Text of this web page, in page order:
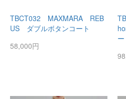
TBCT032 MAXMARA REB
US ダブルボタンコート
58,000円
ー